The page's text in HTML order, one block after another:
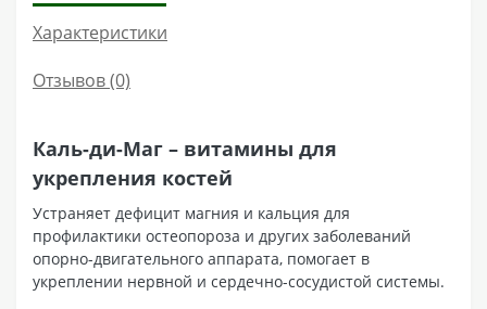
Характеристики
Отзывов (0)
Каль-ди-Маг – витамины для
укрепления костей
Устраняет дефицит магния и кальция для
профилактики остеопороза и других заболеваний
опорно-двигательного аппарата, помогает в
укреплении нервной и сердечно-сосудистой системы.